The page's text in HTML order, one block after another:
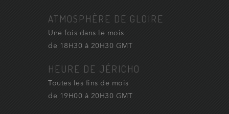
ATMOSPHÈRE DE GLOIRE
Une fois dans le mois
de 18H30 à 20H30 GMT
HEURE DE JÉRICHO
Toutes les fins de mois
de 19H00 à 20H30 GMT